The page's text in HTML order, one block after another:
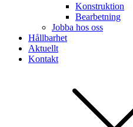
Konstruktion
Bearbetning
Jobba hos oss
Hållbarhet
Aktuellt
Kontakt